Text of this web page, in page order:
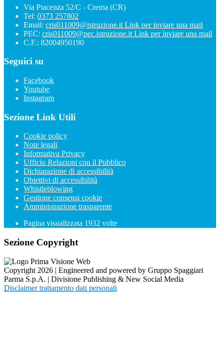
Via Piacenza 52/C - Crema (CR)
Tel: 0373 257802
Email: cris011009@istruzione.it Link per inviare una mail
PEC: cris011009@pec.istruzione.it Link per inviare una mail
C.F.: 82004950190
Seguici su
Facebook
Youtube
Instagram
Sezione Link Utili
Cookie policy
Note legali
Informativa Privacy
Ufficio Relazioni con il Pubblico
Dichiarazione di accessibilità
Obiettivi di accessibilità
Whistleblowing
Gestione consensi cookie
Amministrazione trasparente
Pagina visualizzata 1932 volte
Sezione Copyright
Copyright 2026 | Engineered and powered by Gruppo Spaggiari
Parma S.p.A. | Divisione Publishing & New Social Media
Disclaimer trattamento dati personali